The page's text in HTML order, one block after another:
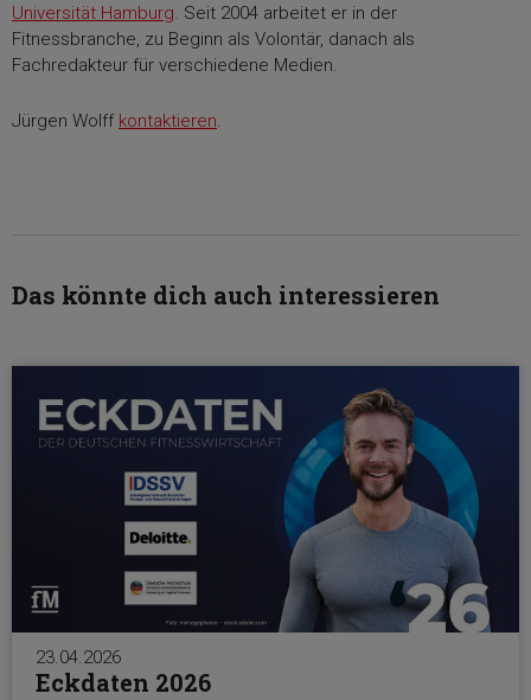
Universität Hamburg. Seit 2004 arbeitet er in der
Fitnessbranche, zu Beginn als Volontär, danach als
Fachredakteur für verschiedene Medien.
Jürgen Wolff kontaktieren.
Das könnte dich auch interessieren
23.04.2026
Eckdaten 2026